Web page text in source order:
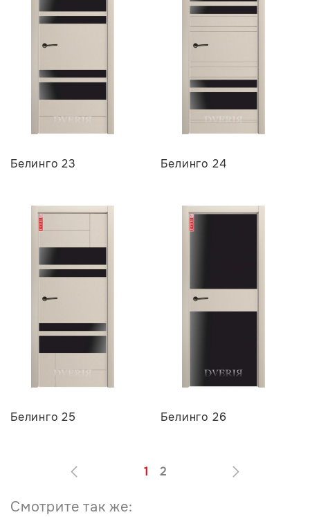
Белинго 23 Белинго 24
Белинго 25 Белинго 26
1 2
Смотрите так же: